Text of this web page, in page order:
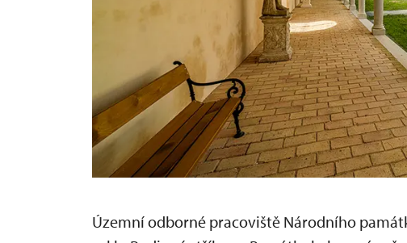
Územní odborné pracoviště Národního